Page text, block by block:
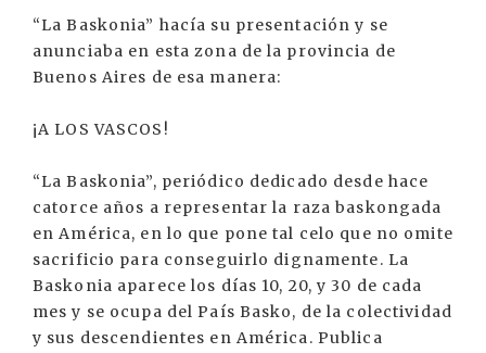
“La Baskonia” hacía su presentación y se
anunciaba en esta zona de la provincia de
Buenos Aires de esa manera:
¡A LOS VASCOS!
“La Baskonia”, periódico dedicado desde hace
catorce años a representar la raza baskongada
en América, en lo que pone tal celo que no omite
sacrificio para conseguirlo dignamente. La
Baskonia aparece los días 10, 20, y 30 de cada
mes y se ocupa del País Basko, de la colectividad
y sus descendientes en América. Publica